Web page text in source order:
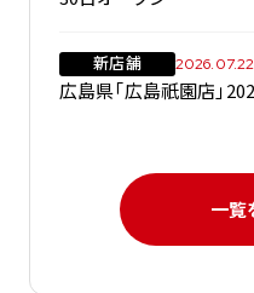
新店舗 2026.07.22
広島県「広島祇園店」
一覧